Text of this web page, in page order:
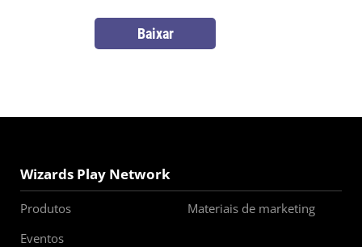
Baixar
Wizards Play Network
Produtos
Materiais de marketing
Eventos